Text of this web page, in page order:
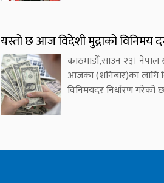
यस्तो छ आज विदेशी मुद्राको विनिमय
काठमाडौँ,साउन २३। नेपाल
आजका (शनिबार)का लागि
विनिमयदर निर्धारण गरेको